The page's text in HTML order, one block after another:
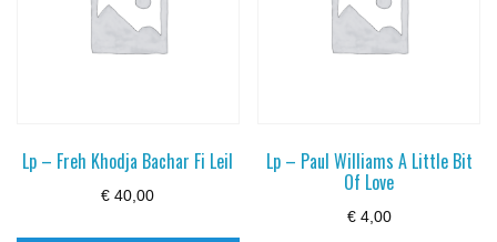
Lp – Freh Khodja Bachar Fi Leil
€ 40,00
Lp – Paul Williams A Little Bit
Of Love
€4,00